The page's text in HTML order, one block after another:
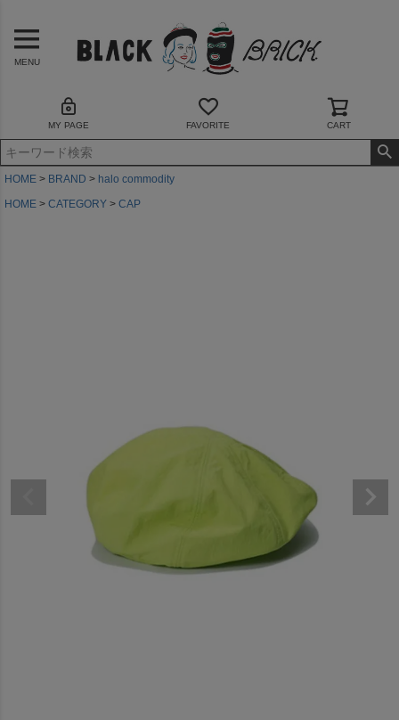
MENU
MY PAGE FAVORITE CART
HOME BRAND
halo commodity
HOME
CATEGORY CAP